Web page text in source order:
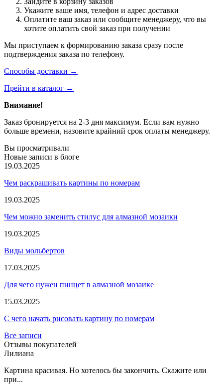
Укажите ваше имя, телефон и адрес доставки
Оплатите ваш заказ или сообщите менеджеру, что вы
хотите оплатить свой заказ при получении
Мы приступаем к формированию заказа сразу после
подтверждения заказа по телефону.
Способы доставки →
Прейти в каталог →
Внимание!
Заказ бронируется на 2-3 дня максимум. Если вам нужно
больше времени, назовите крайний срок оплаты менеджеру.
Вы просматривали
Новые записи в блоге
19.03.2025
Чем раскрашивать картины по номерам
19.03.2025
Чем можно заменить стилус для алмазной мозаики
19.03.2025
Виды мольбертов
17.03.2025
Для чего нужен пинцет в алмазной мозаике
15.03.2025
С чего начать рисовать картину по номерам
Все записи
Отзывы покупателей
Лилиана
Картина красивая. Но хотелось бы закончить. Скажите или
при...